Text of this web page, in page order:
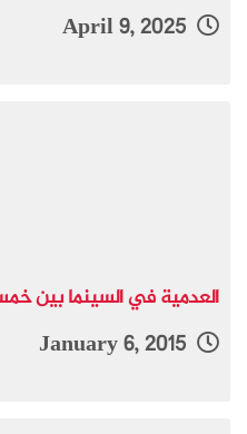
العدمية في السينما بين